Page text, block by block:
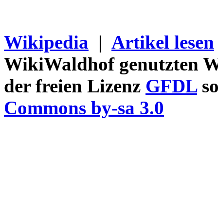
Wikipedia | Artikel lesen
WikiWaldhof genutzten
der freien Lizenz GFDL
Commons by-sa 3.0